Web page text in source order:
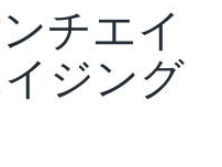
チエイ
ジング